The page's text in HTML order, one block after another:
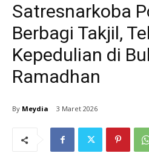
Satresnarkoba
Berbagi Takjil,
Kepedulian di
Ramadhan
By Meydia 3 Maret 2026